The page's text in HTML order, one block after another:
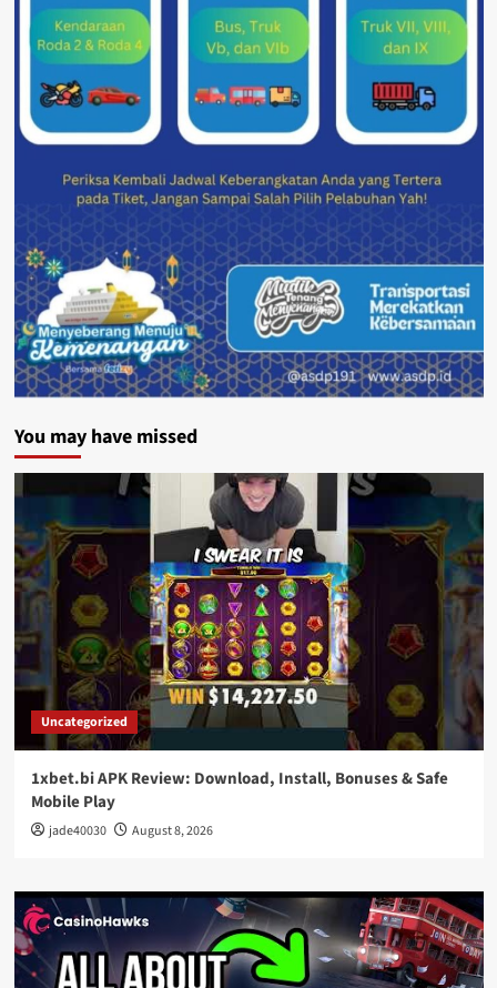
You may have missed
Uncategorized
1xbet.bi APK Review: Download, Install, Bonuses & Safe
Mobile Play
jade40030 August 8, 2026